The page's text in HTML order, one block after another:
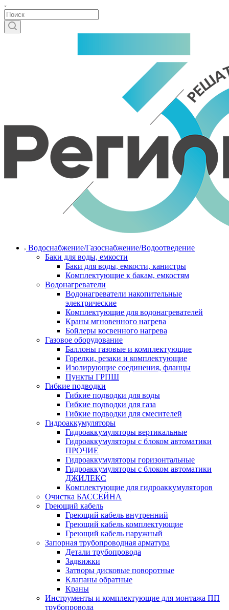
Водоснабжение/Газоснабжение/Водоотведение
Баки для воды, емкости
Баки для воды, емкости, канистры
Комплектующие к бакам, емкостям
Водонагреватели
Водонагреватели накопительные
электрические
Комплектующие для водонагревателей
Краны мгновенного нагрева
Бойлеры косвенного нагрева
Газовое оборудование
Баллоны газовые и комплектующие
Горелки, резаки и комплектующие
Изолирующие соединения, фланцы
Пункты ГРПШ
Гибкие подводки
Гибкие подводки для воды
Гибкие подводки для газа
Гибкие подводки для смесителей
Гидроаккумуляторы
Гидроаккумуляторы вертикальные
Гидроаккумуляторы с блоком автоматики
ПРОЧИЕ
Гидроаккумуляторы горизонтальные
Гидроаккумуляторы с блоком автоматики
ДЖИЛЕКС
Комплектующие для гидроаккумуляторов
Очистка БАССЕЙНА
Греющий кабель
Греющий кабель внутренний
Греющий кабель комплектующие
Греющий кабель наружный
Запорная трубопроводная арматура
Детали трубопровода
Задвижки
Затворы дисковые поворотные
Клапаны обратные
Краны
Инструменты и комплектующие для монтажа ПП
трубопровода